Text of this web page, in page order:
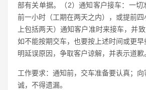
部有关单据。（2）通知客户接车：一切
前一小时（工期在两天之内），或提前四
上包括两天）通知客户准时来接车，并致
如不能按期交车，也要按上述时间或更
明延误原因，争取客户谅解，并表示道歉
工作要求：通知前，交车准备要认真；
诚，不得遗漏。